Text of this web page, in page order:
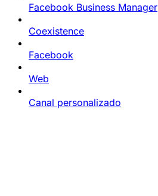
Facebook Business Manager
Coexistence
Facebook
Web
Canal personalizado